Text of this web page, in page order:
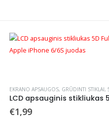
EKRANO APSAUGOS, GRŪDINTI STIKLAI,
€1,99